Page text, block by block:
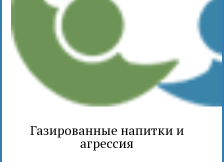
Газированные напитки и
агрессия